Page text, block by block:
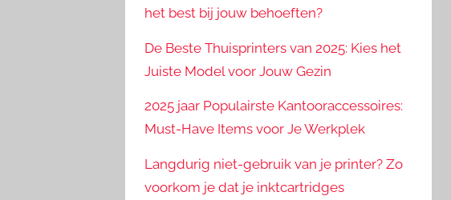
het best bij jouw behoeften?
De Beste Thuisprinters van 2025: Kies het
Juiste Model voor Jouw Gezin
2025 jaar Populairste Kantooraccessoires:
Must-Have Items voor Je Werkplek
Langdurig niet-gebruik van je printer? Zo
voorkom je dat je inktcartridges